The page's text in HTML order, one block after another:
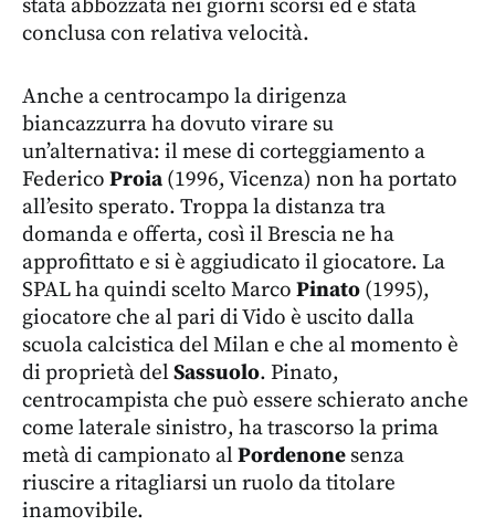
stata abbozzata nei giorni scorsi ed è stata
conclusa con relativa velocità.
Anche a centrocampo la dirigenza
biancazzurra ha dovuto virare su
un’alternativa: il mese di corteggiamento a
Federico Proia (1996, Vicenza) non ha portato
all’esito sperato. Troppa la distanza tra
domanda e offerta, così il Brescia ne ha
approfittato e si è aggiudicato il giocatore. La
SPAL ha quindi scelto Marco Pinato (1995),
giocatore che al pari di Vido è uscito dalla
scuola calcistica del Milan e che al momento è
di proprietà delSassuolo. Pinato,
centrocampista che può essere schierato anche
come laterale sinistro, ha trascorso la prima
metà di campionato alPordenone senza
riuscire a ritagliarsi un ruolo da titolare
inamovibile.